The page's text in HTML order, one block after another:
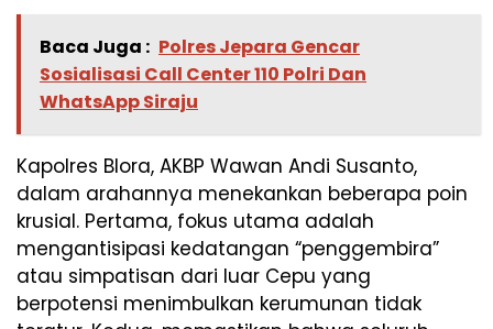
Baca Juga : Polres Jepara Gencar
Sosialisasi Call Center 110 Polri Dan
WhatsApp Siraju
Kapolres Blora, AKBP Wawan Andi Susanto,
dalam arahannya menekankan beberapa poin
krusial. Pertama, fokus utama adalah
mengantisipasi kedatangan “penggembira”
atau simpatisan dari luar Cepu yang
berpotensi menimbulkan kerumunan tidak